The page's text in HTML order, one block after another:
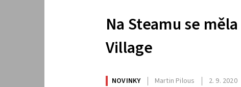
Na Steamu se
Village
NOVINKY Martin Pilous 2. 9. 2020